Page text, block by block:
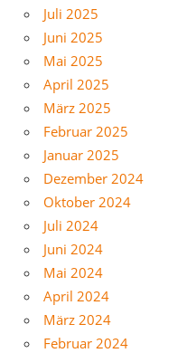
Juli 2025
Juni 2025
Mai 2025
April 2025
März 2025
Februar 2025
Januar 2025
Dezember 2024
Oktober 2024
Juli 2024
Juni 2024
Mai 2024
April 2024
März 2024
Februar 2024